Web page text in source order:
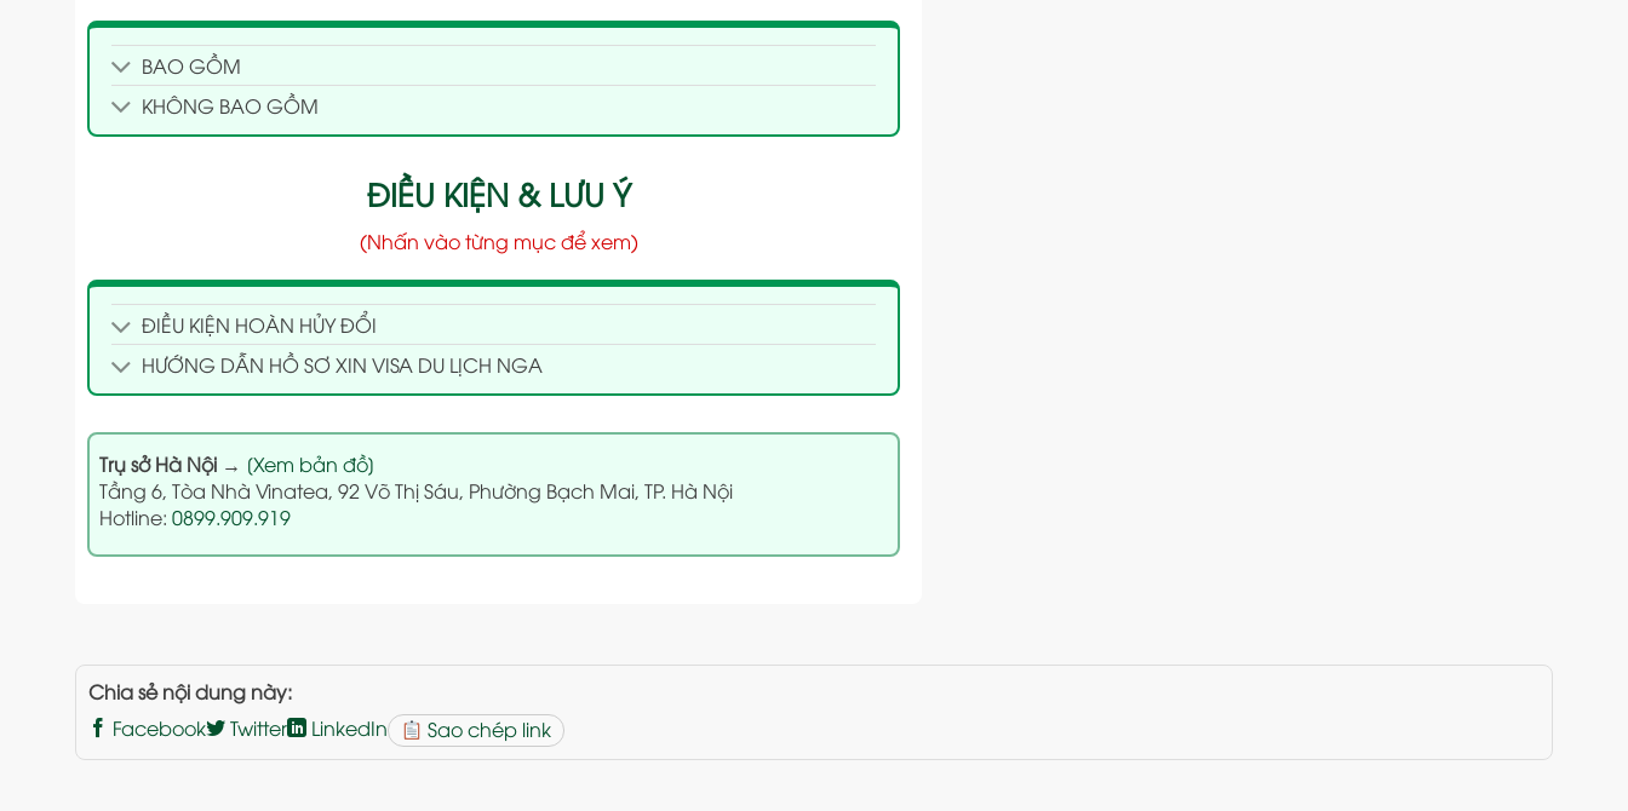
BAO GỒM
KHÔNG BAO GỒM
ĐIỀU KIỆN & LƯU Ý
(Nhấn vào từng mục để xem)
ĐIỀU KIỆN HOÀN HỦY ĐỔI
HƯỚNG DẪN HỒ SƠ XIN VISA DU LỊCH NGA
Trụ sở Hà Nội→ [Xem bản đồ]
Tầng 6, Tòa Nhà Vinatea, 92 Võ Thị Sáu, Phường Bạch Mai, TP. Hà Nội
Hotline: 0899.909.919
Chia sẻ nội dung này:
Facebook
Twitter LinkedIn Sao chép link